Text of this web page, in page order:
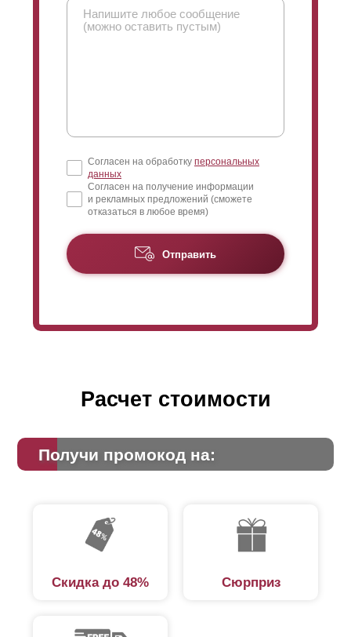
находящиеся за забором вас, не видят, а вы их
обзора еще и с улицы, то тогда можно
Согласен на обработку персональных
данных
Согласен на получение информации
и рекламных предложений (сможете
отказаться в любое время)
Отправить
Расчет стоимости
Получи промокод на:
Скидка до 48% Сюрприз